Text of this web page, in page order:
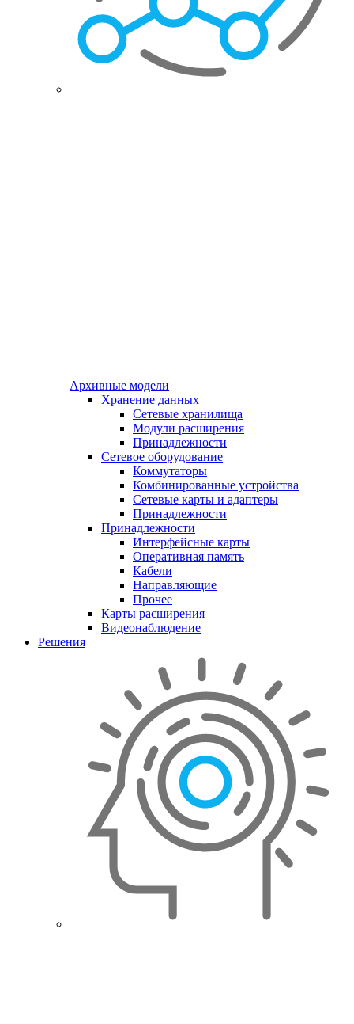
Архивные модели
Хранение данных
Сетевые хранилища
Модули расширения
Принадлежности
Сетевое оборудование
Коммутаторы
Комбинированные устройства
Сетевые карты и адаптеры
Принадлежности
Принадлежности
Интерфейсные карты
Оперативная память
Кабели
Направляющие
Прочее
Карты расширения
Видеонаблюдение
Решения